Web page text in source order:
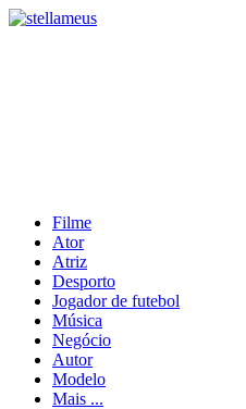
Filme
Ator
Atriz
Desporto
Jogador de futebol
Música
Negócio
Autor
Modelo
Mais ...